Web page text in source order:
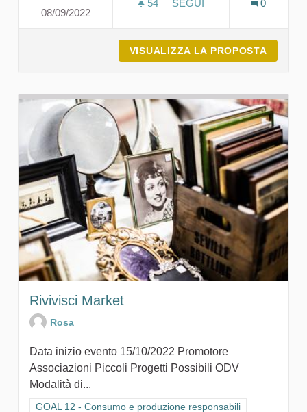
08/09/2022
54 54 SOSTENITORI
SEGUI
0
VISUALIZZA LA PROPOSTA
Rivivisci Market
Rosa
Data inizio evento 15/10/2022 Promotore
Associazioni Piccoli Progetti Possibili ODV
Modalità di...
Filtra i risultati per categoria: GOAL 12 - Consumo e
GOAL 12 - Consumo e produzione responsabili